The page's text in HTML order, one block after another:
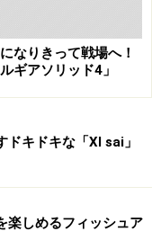
が200タイトル -
ントの久夛良木氏
れていないと言う
なりきって戦場へ！
ルギアソリッド4」
キドキな「XI sai」
楽しめるフィッシュア